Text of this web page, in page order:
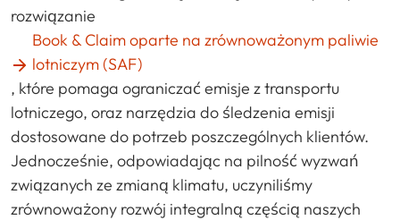
rozwiązanie
Book & Claim oparte na zrównoważonym paliwie
lotniczym (SAF)
, które pomaga ograniczać emisje z transportu
lotniczego, oraz narzędzia do śledzenia emisji
dostosowane do potrzeb poszczególnych klientów.
Jednocześnie, odpowiadając na pilność wyzwań
związanych ze zmianą klimatu, uczyniliśmy
zrównoważony rozwój integralną częścią naszych